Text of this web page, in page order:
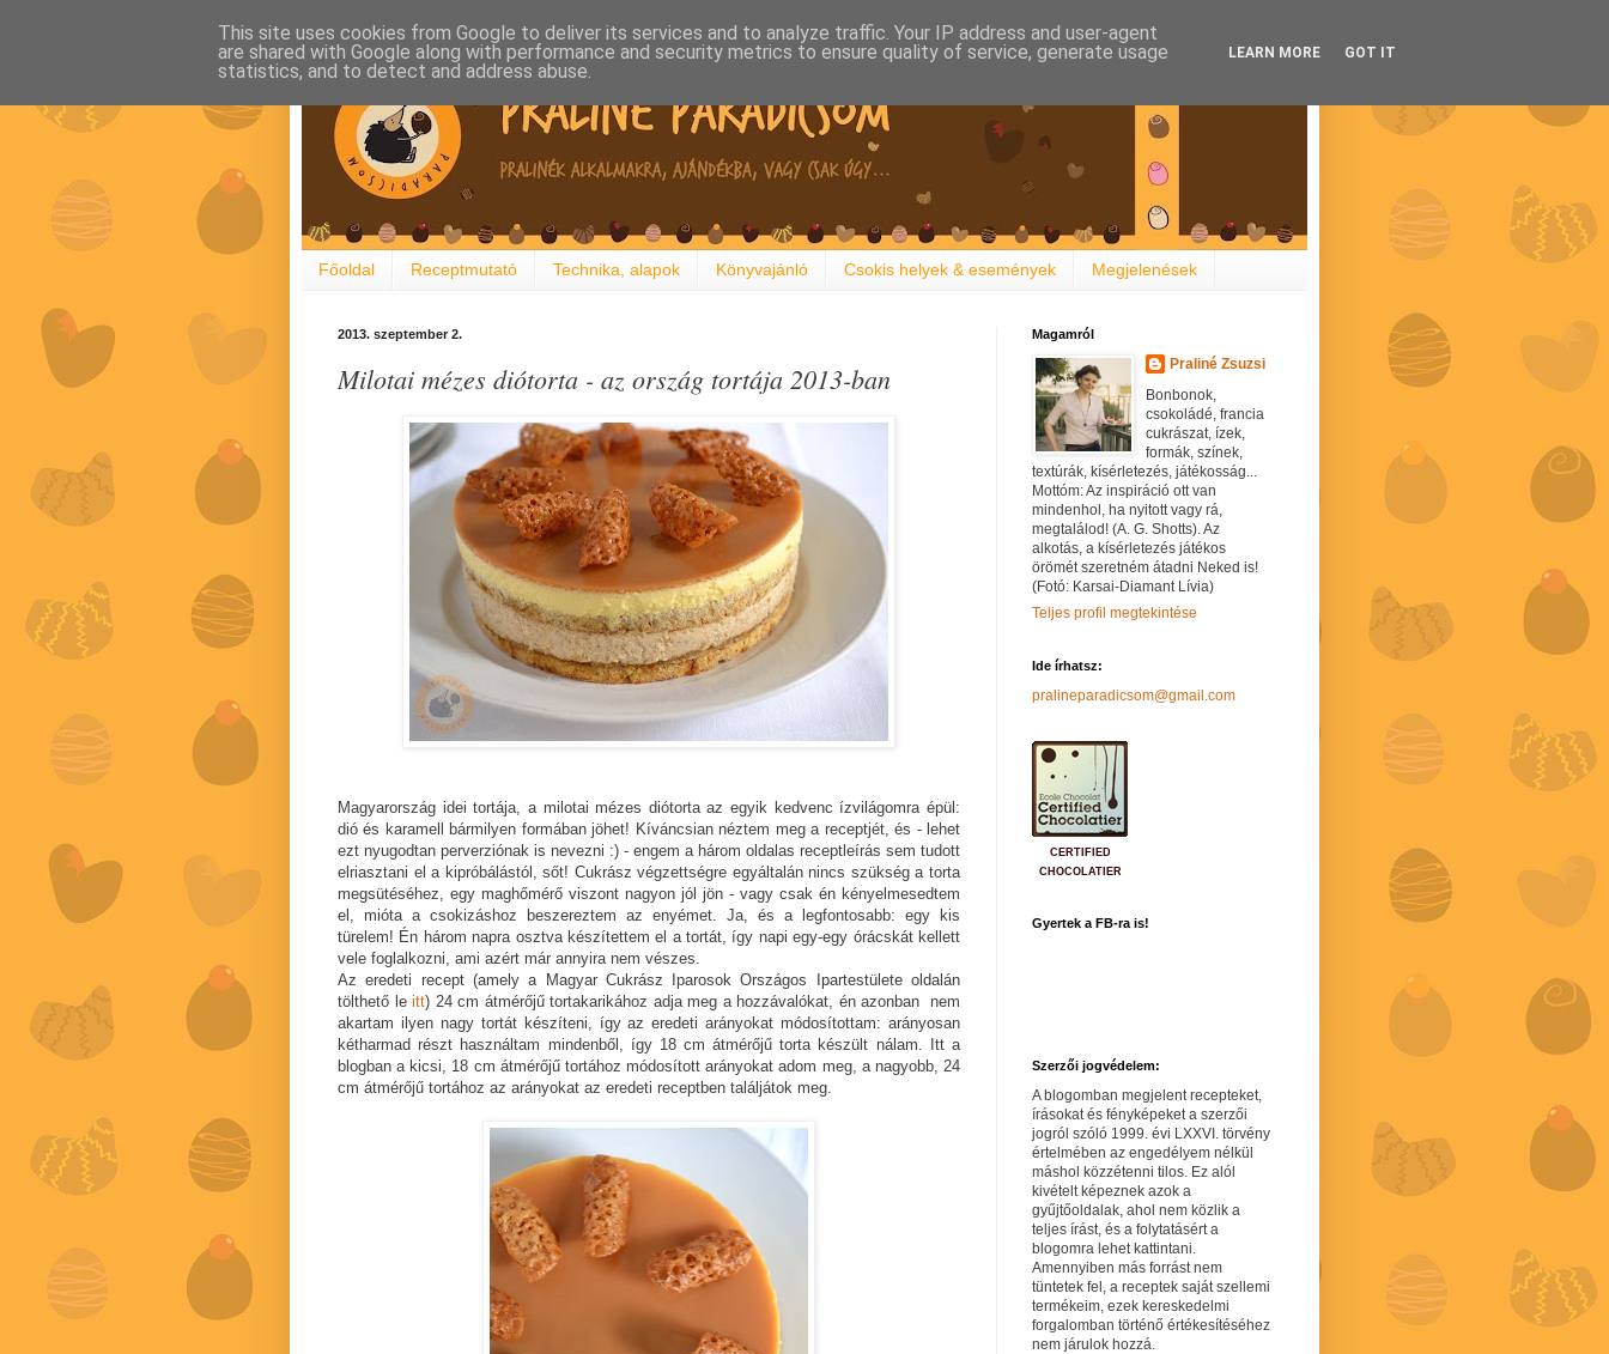
Főoldal Receptmutató Technika, alapok Könyvajánló Csokis helyek & események Megjelenések
2013. szeptember 2.
Milotai mézes diótorta - az ország tortája 2013-ban
Magyarország idei tortája, a milotai mézes diótorta az egyik kedvenc ízvilágomra épül:
dió és karamell bármilyen formában jöhet! Kíváncsian néztem meg a receptjét, és - lehet
ezt nyugodtan perverziónak is nevezni :) - engem a három oldalas receptleírás sem tudott
elriasztani el a kipróbálástól, sőt! Cukrász végzettségre egyáltalán nincs szükség a torta
megsütéséhez, egy maghőmérő viszont nagyon jól jön - vagy csak én kényelmesedtem
el, mióta a csokizáshoz beszereztem az enyémet. Ja, és a legfontosabb: egy kis
türelem! Én három napra osztva készítettem el a tortát, így napi egy-egy órácskát kellett
vele foglalkozni, ami azért már annyira nem vészes.
Az eredeti recept (amely a Magyar Cukrász Iparosok Országos Ipartestülete oldalán
tölthető leitt) 24 cm átmérőjű tortakarikához adja meg a hozzávalókat, én azonban nem
akartam ilyen nagy tortát készíteni, így az eredeti arányokat módosítottam: arányosan
kétharmad részt használtam mindenből, így 18 cm átmérőjű torta készült nálam. Itt a
blogban a kicsi, 18 cm átmérőjű tortához módosított arányokat adom meg, a nagyobb, 24
cm átmérőjű tortához az arányokat az eredeti receptben találjátok meg.
Magamról
Praliné Zsuzsi
Bonbonok,
csokoládé, francia
cukrászat, ízek,
formák, színek,
textúrák, kísérletezés, játékosság...
Mottóm: Az inspiráció ott van
mindenhol, ha nyitott vagy rá,
megtalálod! (A. G. Shotts). Az
alkotás, a kísérletezés játékos
örömét szeretném átadni Neked is!
(Fotó: Karsai-Diamant Lívia)
Teljes profil megtekintése
Ide írhatsz:
pralineparadicsom@gmail.com
CERTIFIED
CHOCOLATIER
Gyertek a FB-ra is!
Szerzői jogvédelem:
A blogomban megjelent recepteket,
írásokat és fényképeket a szerzői
jogról szóló 1999. évi LXXVI. törvény
értelmében az engedélyem nélkül
máshol közzétenni tilos. Ez alól
kivételt képeznek azok a
gyűjtőoldalak, ahol nem közlik a
teljes írást, és a folytatásért a
blogomra lehet kattintani.
Amennyiben más forrást nem
tüntetek fel, a receptek saját szellemi
termékeim, ezek kereskedelmi
forgalomban történő értékesítéséhez
nem járulok hozzá.
This site uses cookies from Google to deliver its services and to analyze traffic. Your IP address and user-agent
are shared with Google along with performance and security metrics to ensure quality of service, generate usage
statistics, and to detect and address abuse.
LEARN MORE GOT IT